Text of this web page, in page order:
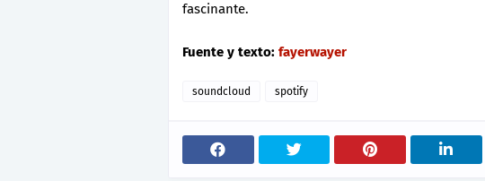
fascinante.
Fuente y texto: fayerwayer
soundcloud spotify